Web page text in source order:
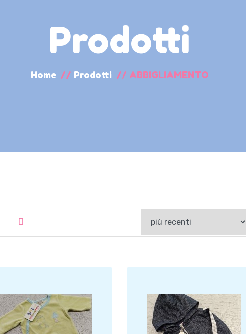
Prodotti
Home // Prodotti // ABBIGLIAMENTO